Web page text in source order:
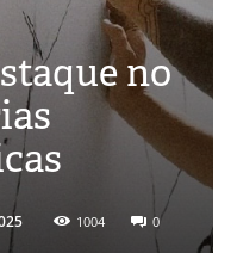
no
1004 0